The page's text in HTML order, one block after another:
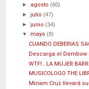
► agosto(60)
►julio(47)
►junio(34)
▼ mayo(8)
CUANDO DEBERIAS
Descarga el Dembow
WTF!.. LA MUJER
MUSICOLOGO THE
Miriam Cruz llevará